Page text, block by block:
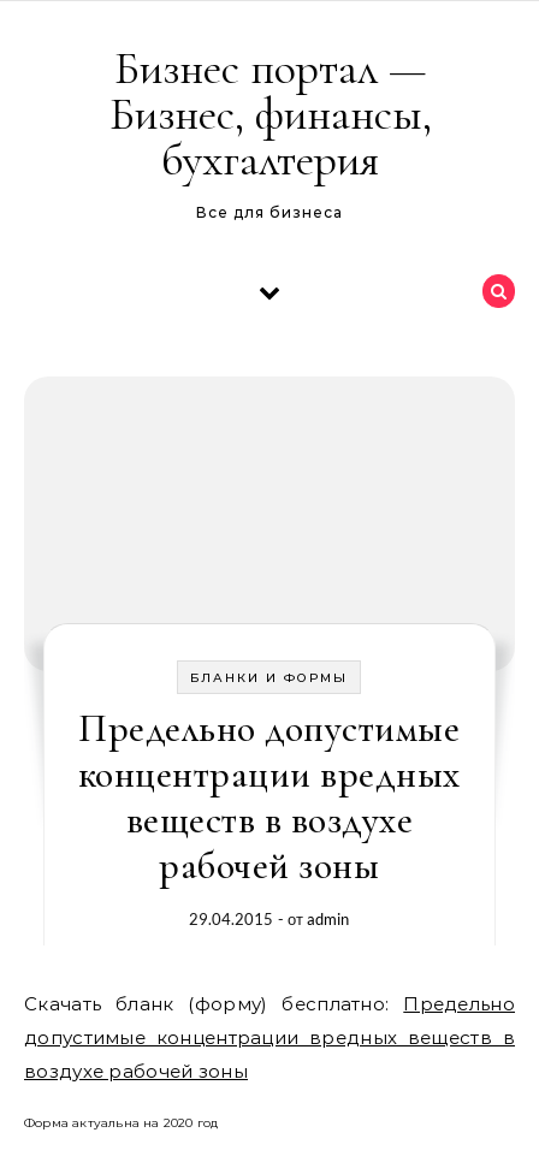
Бизнес портал —
Бизнес, финансы,
бухгалтерия
Все для бизнеса
БЛАНКИ И ФОРМЫ
Предельно допустимые
концентрации вредных
веществ в воздухе
рабочей зоны
29.04.2015 - отadmin
Скачать бланк (форму) бесплатно: Предельно
допустимые концентрации вредных веществ в
воздухе рабочей зоны
Форма актуальна на 2020 год